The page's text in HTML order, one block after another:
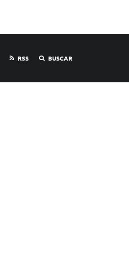
RSS BUSCAR